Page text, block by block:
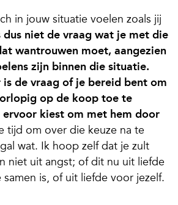
in jouw situatie voelen zoals jij
dus niet de vraag wat je met die
wantrouwen moet, aangezien
zijn binnen die situatie.
de vraag of je bereid bent om
op de koop toe te
ervoor kiest om met hem door
tijd om over die keuze na te
wat. Ik hoop zelf dat je zult
niet uit angst; of dit nu uit liefde
is, of uit liefde voor jezelf.